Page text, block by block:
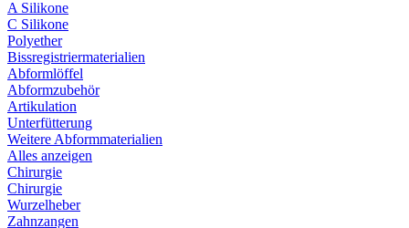
A Silikone
C Silikone
Polyether
Bissregistriermaterialien
Abformlöffel
Abformzubehör
Artikulation
Unterfütterung
Weitere Abformmaterialien
Alles anzeigen
Chirurgie
Chirurgie
Wurzelheber
Zahnzangen